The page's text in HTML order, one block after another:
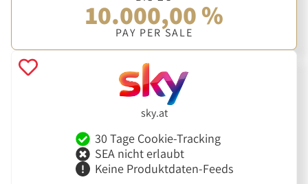
10.000,00 %
PAY PER SALE
sky.at
30 Tage Cookie-Tracking
SEA nicht erlaubt
Keine Produktdaten-Feeds